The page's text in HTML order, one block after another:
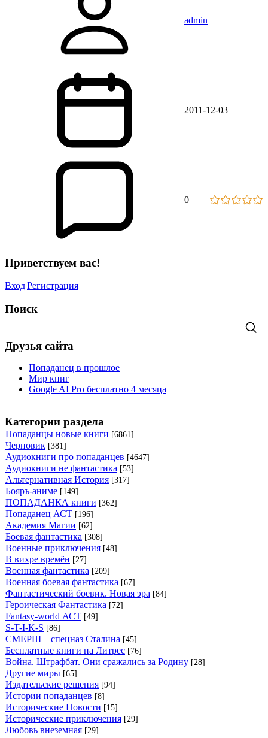
admin
2011-12-03
0
Приветствуем вас!
Вход|Регистрация
Поиск
Друзья сайта
Попаданец в прошлое
Мир книг
Google AI Pro бесплатно 4 месяца
Категории раздела
Попаданцы новые книги [6861]
Черновик [381]
Аудиокниги про попаданцев [4647]
Аудиокниги не фантастика [53]
Альтернативная История [317]
Бояръ-аниме [149]
ПОПАДАНКА книги [362]
Попаданец АСТ [196]
Академия Магии [62]
Боевая фантастика [308]
Военные приключения [48]
В вихре времён [27]
Военная фантастика [209]
Военная боевая фантастика [67]
Фантастический боевик. Новая эра [84]
Героическая Фантастика [72]
Fantasy-world АСТ [49]
S-T-I-K-S [86]
СМЕРШ – спецназ Сталина [45]
Бесплатные книги на Литрес [76]
Война. Штрафбат. Они сражались за Родину [28]
Другие миры [65]
Издательские решения [94]
Истории попаданцев [8]
Исторические Новости [15]
Исторические приключения [29]
Любовь внеземная [29]